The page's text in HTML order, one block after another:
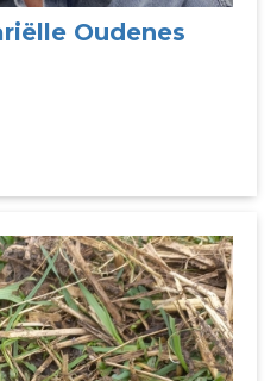
Oudenes